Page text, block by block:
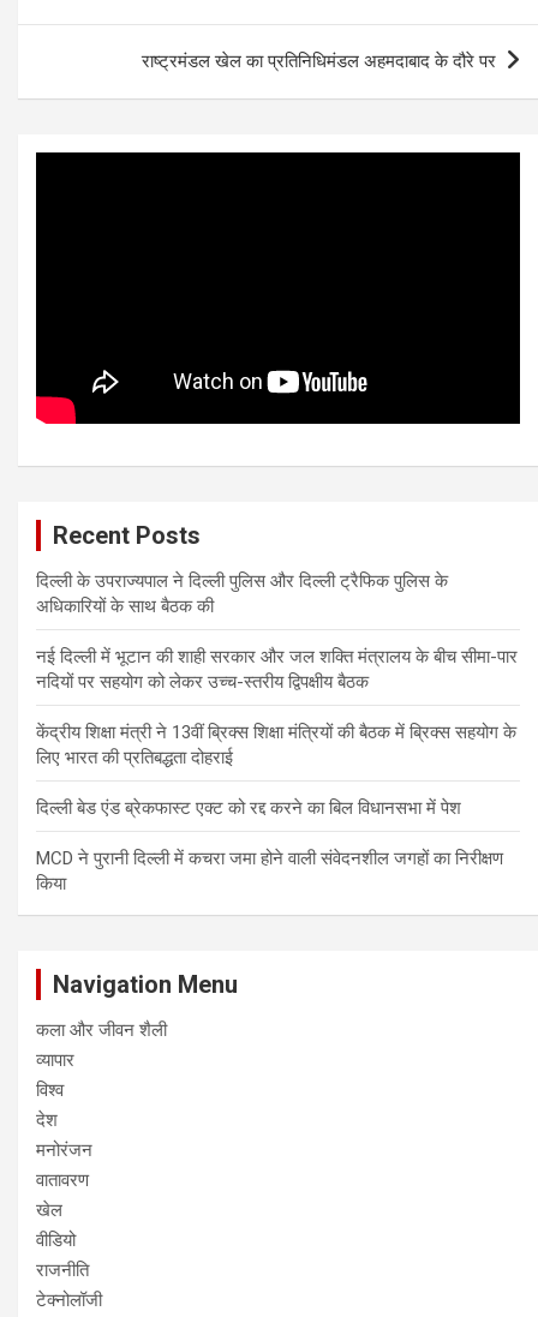
राष्ट्रमंडल खेल का प्रतिनिधिमंडल अहमदाबाद के दौरे पर
Recent Posts
दिल्ली के उपराज्यपाल ने दिल्ली पुलिस और दिल्ली ट्रैफिक पुलिस के
अधिकारियों के साथ बैठक की
नई दिल्ली में भूटान की शाही सरकार और जल शक्ति मंत्रालय के बीच सीमा-पार
नदियों पर सहयोग को लेकर उच्च-स्तरीय द्विपक्षीय बैठक
केंद्रीय शिक्षा मंत्री ने 13वीं ब्रिक्स शिक्षा मंत्रियों की बैठक में ब्रिक्स सहयोग के
लिए भारत की प्रतिबद्धता दोहराई
दिल्ली बेड एंड ब्रेकफास्ट एक्ट को रद्द करने का बिल विधानसभा में पेश
MCD ने पुरानी दिल्ली में कचरा जमा होने वाली संवेदनशील जगहों का निरीक्षण
किया
Navigation Menu
कला और जीवन शैली
व्यापार
विश्व
देश
मनोरंजन
वातावरण
खेल
वीडियो
राजनीति
टेक्नोलॉजी